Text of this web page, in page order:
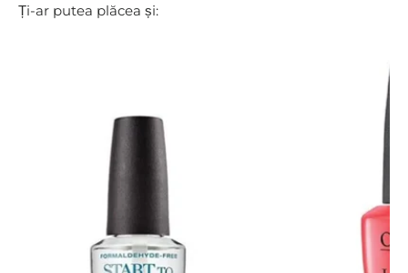
Ți-ar putea plăcea și: